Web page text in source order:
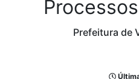
Prefeitura de